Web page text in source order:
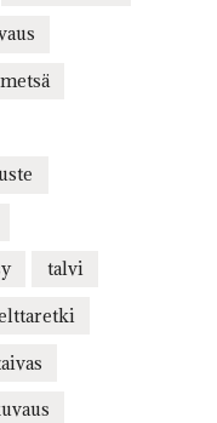
metsä
talvi